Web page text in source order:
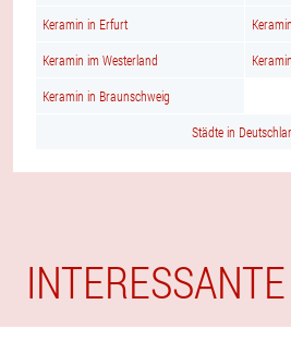
Keramin in Erfurt
Keramin im Westerland
Keramin in Braunschweig
Städte in